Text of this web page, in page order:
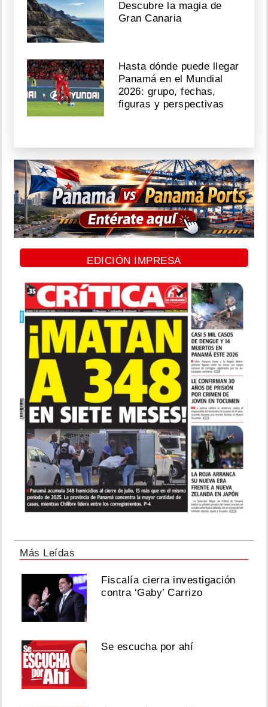
Descubre la magia de
Gran Canaria
Hasta dónde puede llegar
Panamá en el Mundial
2026: grupo, fechas,
figuras y perspectivas
EDICIÓN IMPRESA
Más Leídas
Fiscalía cierra investigación
contra ‘Gaby’ Carrizo
Se escucha por ahí